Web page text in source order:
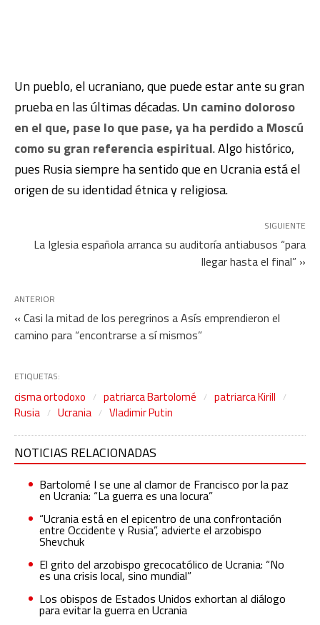
Un pueblo, el ucraniano, que puede estar ante su gran
prueba en las últimas décadas.Un camino doloroso
en el que, pase lo que pase, ya ha perdido a Moscú
como su gran referencia espiritual. Algo histórico,
pues Rusia siempre ha sentido que en Ucrania está el
origen de su identidad étnica y religiosa.
SIGUIENTE
La Iglesia española arranca su auditoría antiabusos “para
llegar hasta el final” »
ANTERIOR
« Casi la mitad de los peregrinos a Asís emprendieron el
camino para “encontrarse a sí mismos”
ETIQUETAS:
cisma ortodoxo patriarca Bartolomé
patriarca Kirill
Rusia
Ucrania Vladimir Putin
NOTICIAS RELACIONADAS
Bartolomé I se une al clamor de Francisco por la paz
en Ucrania: “La guerra es una locura”
“Ucrania está en el epicentro de una confrontación
entre Occidente y Rusia”, advierte el arzobispo
Shevchuk
El grito del arzobispo grecocatólico de Ucrania: “No
es una crisis local, sino mundial”
Los obispos de Estados Unidos exhortan al diálogo
para evitar la guerra en Ucrania